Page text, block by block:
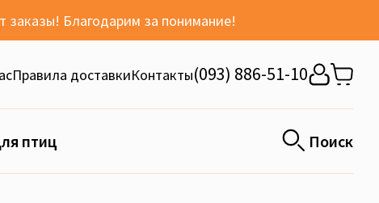
заказы! Благодарим за понимание!
Правила доставкиКонтакты(093) 886-51-10
птиц Поиск